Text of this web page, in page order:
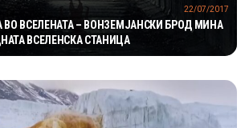
ВО ВСЕЛЕНАТА – ВОНЗЕМЈАНСКИ БРОД МИНА
ВСЕЛЕНСКА СТАНИЦА
22/07/2017